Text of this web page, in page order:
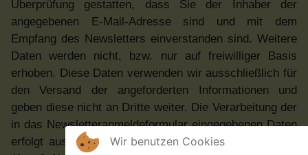
Überprüfung gestatten, dass Sie der Inhaber der
angegebenen E-Mail-Adresse sind und mit dem
Empfang des Newsletters einverstanden sind. Weitere
Daten werden nicht, bzw. nur auf freiwilliger Basis
erhoben. Diese Daten verwenden wir ausschließlich für
den Versand der angeforderten Informationen und
geben diese nicht an Dritte weiter. Die Verarbeitung der
in das Newsletteranmeldeformular eingegebenen Daten
erfolgt ausschließlich auf Grundlage Ihrer Einwilligung
Wir benutzen Cookies